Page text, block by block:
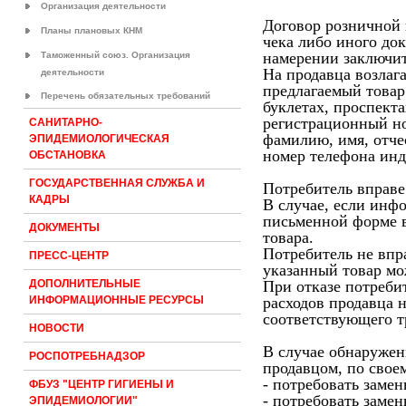
Организация деятельности
Планы плановых КНМ
Таможенный союз. Организация
деятельности
Перечень обязательных требований
САНИТАРНО-
ЭПИДЕМИОЛОГИЧЕСКАЯ
ОБСТАНОВКА
ГОСУДАРСТВЕННАЯ СЛУЖБА И
КАДРЫ
ДОКУМЕНТЫ
ПРЕСС-ЦЕНТР
ДОПОЛНИТЕЛЬНЫЕ
ИНФОРМАЦИОННЫЕ РЕСУРСЫ
НОВОСТИ
РОСПОТРЕБНАДЗОР
ФБУЗ "ЦЕНТР ГИГИЕНЫ И
ЭПИДЕМИОЛОГИИ"
Договор
чека либо иного
намерении
На продавца
предлагаемый
буклетах,
регистрационный
фамилию, имя,
номер телефона
Потребитель
В случае, если
письменной форме
товара.
Потребитель не
указанный товар
При отказе
расходов продавца
соответствующего
В случае
продавцом, по
- потребовать
- потребовать